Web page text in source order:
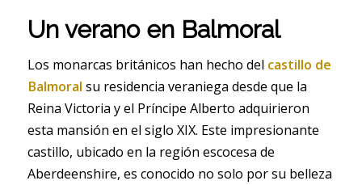
Un verano en Balmoral
Los monarcas británicos han hecho del castillo de
Balmoral su residencia veraniega desde que la
Reina Victoria y el Príncipe Alberto adquirieron
esta mansión en el siglo XIX. Este impresionante
castillo, ubicado en la región escocesa de
Aberdeenshire, es conocido no solo por su belleza